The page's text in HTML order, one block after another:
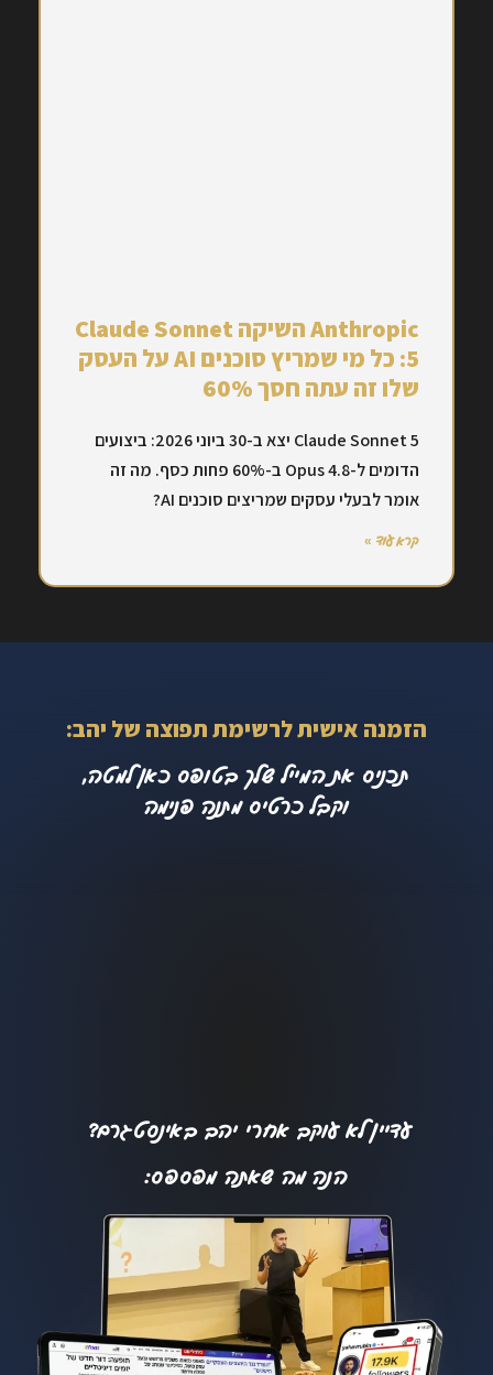
Anthropic השיקה Claude Sonnet
5: כל מי שמריץ סוכנים AI על העסק
שלו זה עתה חסך 60%
Claude Sonnet 5 יצא ב-30 ביוני 2026: ביצועים
הדומים ל-Opus 4.8 ב-60% פחות כסף. מה זה
אומר לבעלי עסקים שמריצים סוכנים AI?
קרא עוד »
הזמנה אישית לרשימת תפוצה של יהב:
תכניס את המייל שלך בטופס כאן למטה,
וקבל כרטיס מתנה פנימה
עדיין לא עוקב אחרי יהב באינסטגרם?
הנה מה שאתה מפספס: